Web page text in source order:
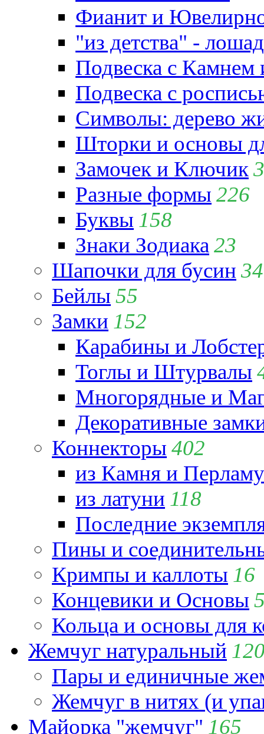
Фианит и
"из детства" -
Подвеска с
Подвеска с
Символы: дерево
Шторки и основы
Замочек и Ключик
Разные формы 226
Буквы 158
Знаки Зодиака 23
Шапочки для бусин 34
Бейлы 55
Замки 152
Карабины и
Тоглы и Штурвалы
Многорядные и
Декоративные
Коннекторы 402
из Камня и
из латуни 118
Последние
Пины и
Кримпы и каллоты 16
Концевики и Основы
Кольца и основы для
Жемчуг натуральный
Пары и единичные
Жемчуг в нитях (и
Майорка "жемчуг" 165